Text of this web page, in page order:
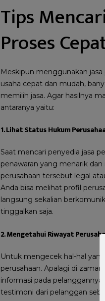
Tips
Proses
Meskipun menggunakan
usaha cepat dan mudah,
memilih jasa. Agar hasilnya
antaranya yaitu:
1. Lihat Status Hukum
Saat mencari penyedia jasa
penawaran yang menarik
perusahaan tersebut legal
Anda bisa melihat profil
langsung sekalian
tinggalkan saja.
2. Mengetahui Riwayat
Untuk mengecek hal-hal
perusahaan. Apalagi di
informasi pada
testimoni dari pelanggan